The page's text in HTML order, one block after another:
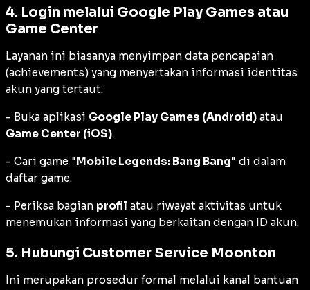
4. Login melalui Google Play Games atau
Game Center
Layanan ini biasanya menyimpan data pencapaian
(achievements) yang menyertakan informasi identitas
akun yang tertaut.
- Buka aplikasi Google Play Games (Android) atau
Game Center (iOS).
- Cari game " Mobile Legends: Bang Bang" di dalam
daftar game.
- Periksa bagian profil atau riwayat aktivitas untuk
menemukan informasi yang berkaitan dengan ID akun.
5. Hubungi Customer Service Moonton
Ini merupakan prosedur formal melalui kanal bantuan